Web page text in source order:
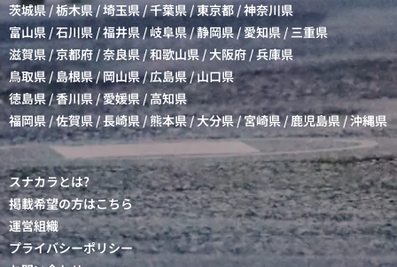
茨城県 /栃木県/埼玉県/千葉県/東京都 /神奈川県
富山県 /石川県 /福井県/岐阜県/静岡県/愛知県/三重県
滋賀県/京都府/奈良県 /和歌山県/大阪府 /兵庫県
鳥取県 / 島根県/岡山県/広島県/山口県
徳島県/香川県/愛媛県 /高知県
福岡県 /佐賀県 /長崎県/熊本県/大分県/宮崎県/鹿児島県/沖縄県
スナカラとは?
掲載希望の方はこちら
運営組織
プライバシーポリシー